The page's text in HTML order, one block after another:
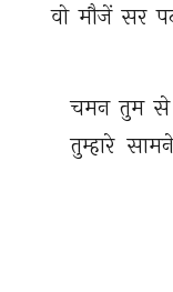
वो मौजें सर
चमन तुम से
तुम्हारे